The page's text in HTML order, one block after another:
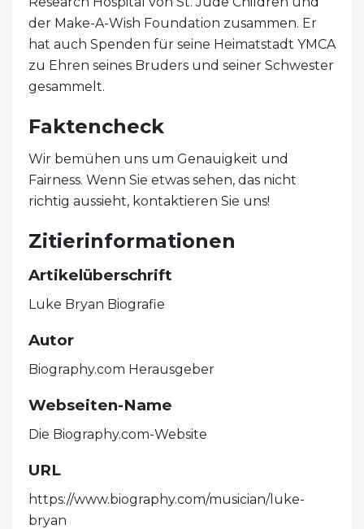
der Make-A-Wish Foundation zusammen. Er
hat auch Spenden für seine Heimatstadt YMCA
zu Ehren seines Bruders und seiner Schwester
gesammelt.
Faktencheck
Wir bemühen uns um Genauigkeit und
Fairness. Wenn Sie etwas sehen, das nicht
richtig aussieht, kontaktieren Sie uns!
Zitierinformationen
Artikelüberschrift
Luke Bryan Biografie
Autor
Biography.com Herausgeber
Webseiten-Name
Die Biography.com-Website
URL
https://www.biography.com/musician/luke-
bryan